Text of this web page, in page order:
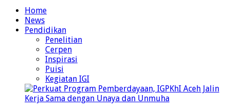
Home
News
Pendidikan
Penelitian
Cerpen
Inspirasi
Puisi
Kegiatan IGI